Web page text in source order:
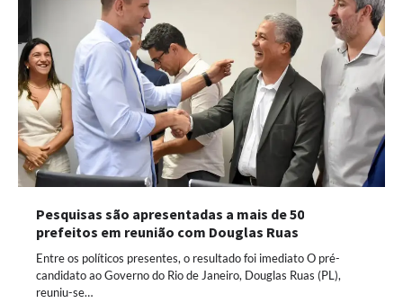
Pesquisas são apresentadas a mais de 50
prefeitos em reunião com Douglas Ruas
Entre os políticos presentes, o resultado foi imediato O pré-
candidato ao Governo do Rio de Janeiro, Douglas Ruas (PL),
reuniu-se…